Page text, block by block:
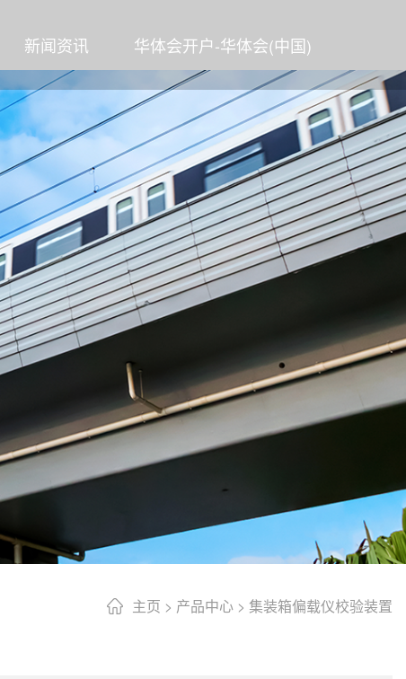
新闻资讯 华体会开户-华体会(中国)
主页 > 产品中心 > 集装箱偏载仪校验装置